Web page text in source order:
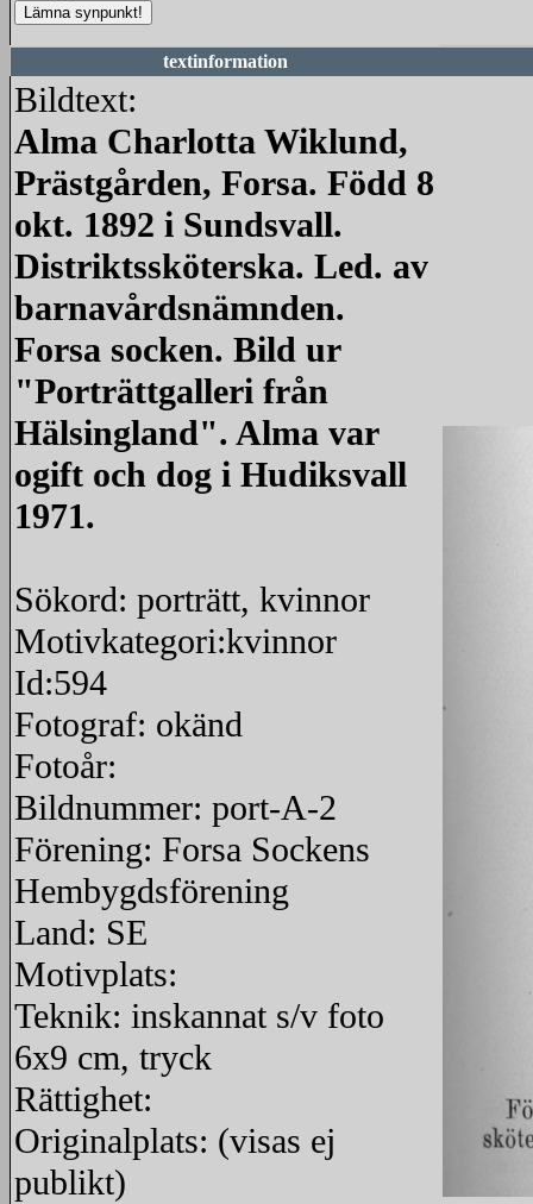
textinformation
Bildtext:
Alma Charlotta Wiklund,
Prästgården, Forsa. Född 8
okt. 1892 i Sundsvall.
Distriktssköterska. Led. av
barnavårdsnämnden.
Forsa socken. Bild ur
"Porträttgalleri från
Hälsingland". Alma var
ogift och dog i Hudiksvall
1971.
Sökord: porträtt, kvinnor
Motivkategori:kvinnor
Id:594
Fotograf: okänd
Fotoår:
Bildnummer: port-A-2
Förening: Forsa Sockens
Hembygdsförening
Land: SE
Motivplats:
Teknik: inskannat s/v foto
6x9 cm, tryck
Rättighet:
Originalplats: (visas ej
publikt)